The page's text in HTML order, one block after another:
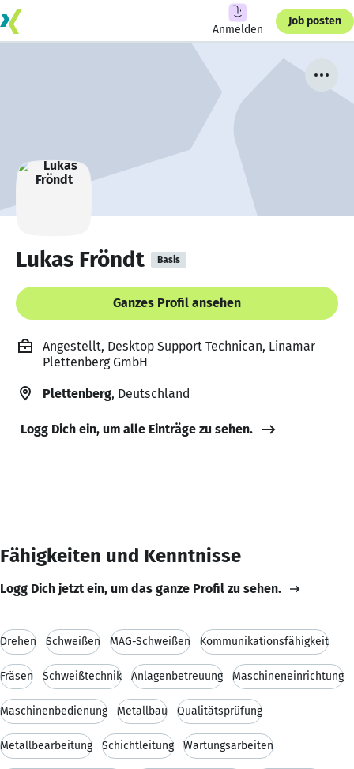
Anmelden
Job posten
Lukas Fröndt Basis
Ganzes Profil ansehen
Angestellt, Desktop Support Technican, Linamar
Plettenberg GmbH
Plettenberg, Deutschland
Logg Dich ein, um alle Einträge zu sehen.
Fähigkeiten und Kenntnisse
Logg Dich jetzt ein, um das ganze Profil zu sehen.
Drehen Schweißen MAG-Schweißen Kommunikationsfähigkeit
Fräsen Schweißtechnik Anlagenbetreuung Maschineneinrichtung
Maschinenbedienung Metallbau Qualitätsprüfung
Metallbearbeitung Schichtleitung Wartungsarbeiten